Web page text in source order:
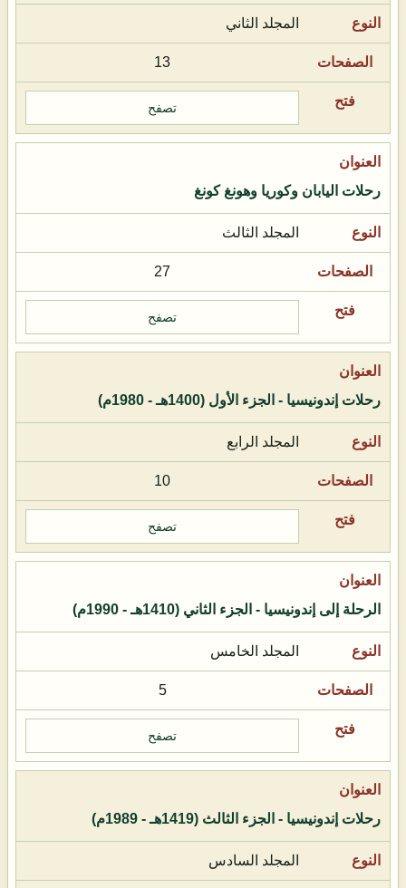
المجلد الثاني
13
تصفح
رحلات اليابان وكوريا وهونغ كونغ
المجلد الثالث
27
تصفح
رحلات إندونيسيا - الجزء الأول (1400هـ - 1980م)
المجلد الرابع
10
تصفح
الرحلة إلى إندونيسيا - الجزء الثاني (1410هـ - 1990م)
المجلد الخامس
5
تصفح
رحلات إندونيسيا - الجزء الثالث (1419هـ - 1989م)
المجلد السادس